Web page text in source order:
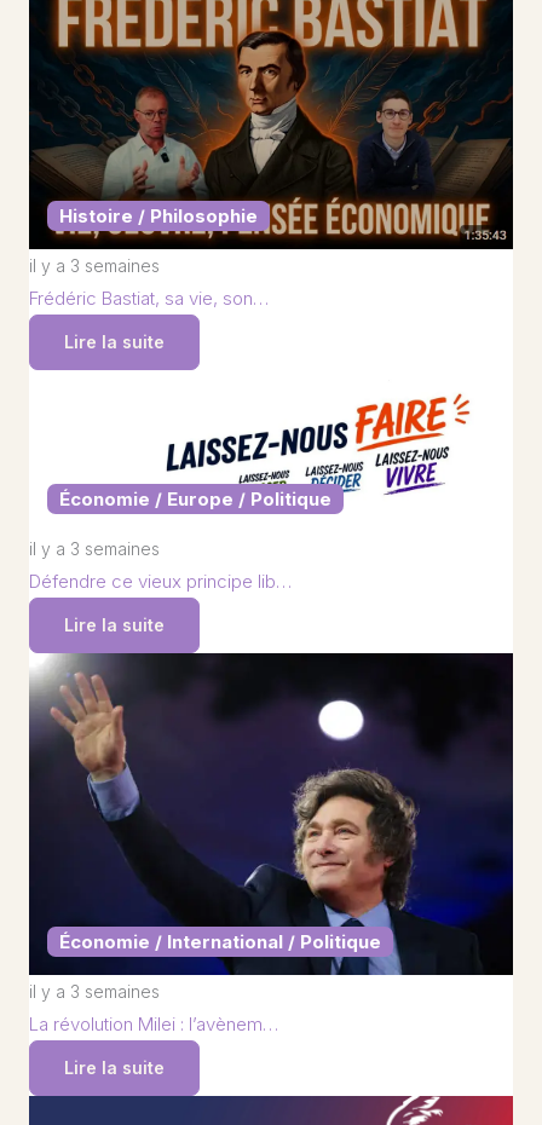
Histoire / Philosophie
il y a 3 semaines
Frédéric Bastiat, sa vie, son…
Lire la suite
Économie / Europe / Politique
il y a 3 semaines
Défendre ce vieux principe lib…
Lire la suite
Économie / International / Politique
il y a 3 semaines
La révolution Milei : l’avènem…
Lire la suite